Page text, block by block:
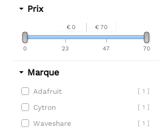
Prix
€ 0 € 70
0 70
23 47
Marque
Adafruit [ 1 ]
Cytron [ 1 ]
Waveshare [ 1 ]